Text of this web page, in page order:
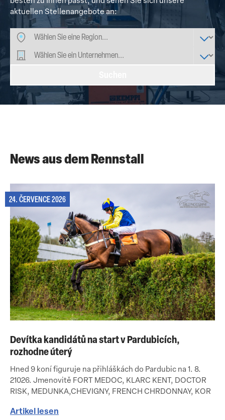
aktuellen Stellenangebote an:
News aus dem Rennstall
24. ČERVENCE 2026
Devítka kandidátů na start v Pardubicích,
rozhodne úterý
Hned 9 koní figuruje na přihláškách do Pardubic na 1. 8.
21026. Jmenovitě FORT MEDOC, KLARC KENT, DOCTOR
RISK, MEDUNKA,CHEVIGNY, FRENCH CHRDONNAY, KOR
Artikel lesen